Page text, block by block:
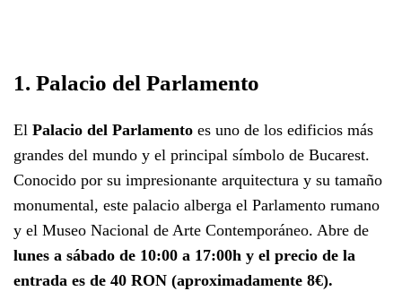
1. Palacio del Parlamento
El Palacio del Parlamento es uno de los edificios más
grandes del mundo y el principal símbolo de Bucarest.
Conocido por su impresionante arquitectura y su tamaño
monumental, este palacio alberga el Parlamento rumano
y el Museo Nacional de Arte Contemporáneo. Abre de
lunes a sábado de 10:00 a 17:00h y el precio de la
entrada es de 40 RON (aproximadamente 8€).